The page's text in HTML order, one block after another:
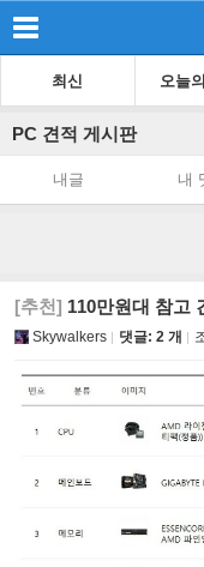
최신 오늘
PC 견적 게시판
내글 내
[추천] 110만원대 참고
Skywalkers 댓글: 2 개